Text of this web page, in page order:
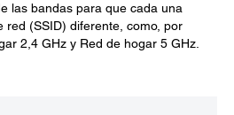
las bandas para que cada una
red (SSID) diferente, como, por
2,4 GHz y Red de hogar 5 GHz.